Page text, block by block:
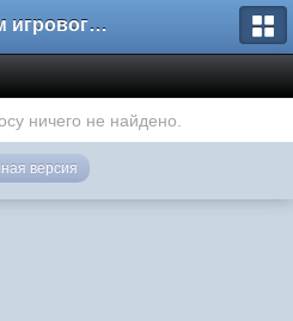
Форум игрового проекта Riverrise
ничего не найдено.
версия